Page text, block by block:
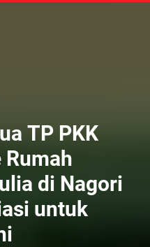
TP PKK
di Nagori
untuk